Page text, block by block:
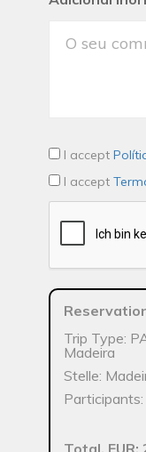
I accept
I accept
Trip Type:
Madeira
Stelle: